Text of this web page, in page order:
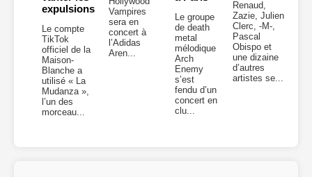
expulsions
Le compte
TikTok
officiel de la
Maison-
Blanche a
utilisé « La
Mudanza »,
l’un des
morceau...
Vampires
sera en
concert à
l’Adidas
Aren...
Le groupe
de death
metal
mélodique
Arch
Enemy
s’est
fendu d’un
concert en
clu...
Renaud,
Zazie, Julien
Clerc, -M-,
Pascal
Obispo et
une dizaine
d’autres
artistes se...